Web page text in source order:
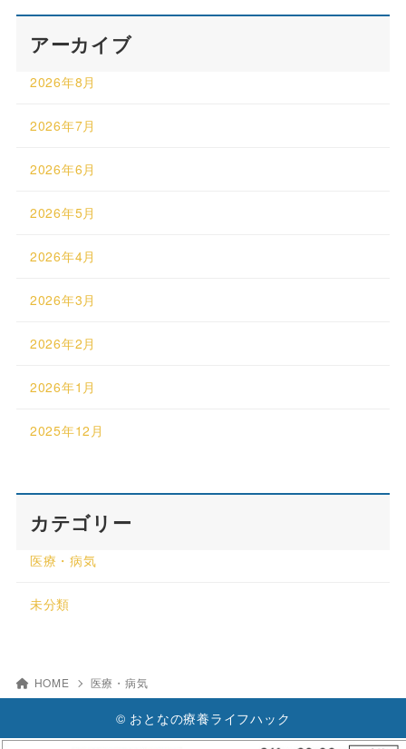
アーカイブ
2026年8月
2026年7月
2026年6月
2026年5月
2026年4月
2026年3月
2026年2月
2026年1月
2025年12月
カテゴリー
医療・病気
未分類
HOME 医療・病気
© おとなの療養ライフハック